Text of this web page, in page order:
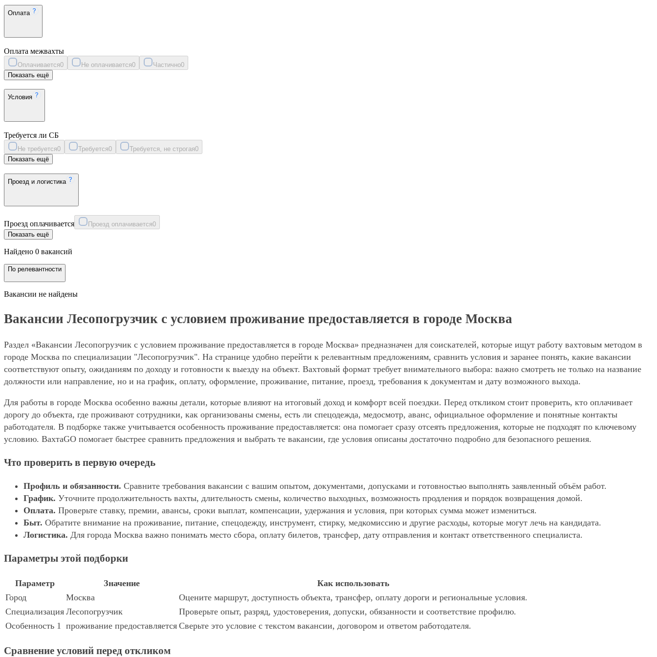
Оплата
Оплата межвахты
Оплачивается0 Не оплачивается0 Частично0
Показать ещё
Условия
Требуется ли СБ
Не требуется0 Требуется0 Требуется, не строгая0
Показать ещё
Проезд и логистика
Проезд оплачивается Проезд оплачивается0
Показать ещё
Найдено 0 вакансий
По релевантности
Вакансии не найдены
Вакансии Лесопогрузчик с условием проживание предоставляется в городе Москва
Раздел «Вакансии Лесопогрузчик с условием проживание предоставляется в городе Москва» предназначен для соискателей, которые ищут работу вахтовым методом в
городе Москва по специализации "Лесопогрузчик". На странице удобно перейти к релевантным предложениям, сравнить условия и заранее понять, какие вакансии
соответствуют опыту, ожиданиям по доходу и готовности к выезду на объект. Вахтовый формат требует внимательного выбора: важно смотреть не только на название
должности или направление, но и на график, оплату, оформление, проживание, питание, проезд, требования к документам и дату возможного выхода.
Для работы в городе Москва особенно важны детали, которые влияют на итоговый доход и комфорт всей поездки. Перед откликом стоит проверить, кто оплачивает
дорогу до объекта, где проживают сотрудники, как организованы смены, есть ли спецодежда, медосмотр, аванс, официальное оформление и понятные контакты
работодателя. В подборке также учитывается особенность проживание предоставляется: она помогает сразу отсеять предложения, которые не подходят по ключевому
условию. ВахтаGO помогает быстрее сравнить предложения и выбрать те вакансии, где условия описаны достаточно подробно для безопасного решения.
Что проверить в первую очередь
Профиль и обязанности. Сравните требования вакансии с вашим опытом, документами, допусками и готовностью выполнять заявленный объём работ.
График. Уточните продолжительность вахты, длительность смены, количество выходных, возможность продления и порядок возвращения домой.
Оплата. Проверьте ставку, премии, авансы, сроки выплат, компенсации, удержания и условия, при которых сумма может измениться.
Быт. Обратите внимание на проживание, питание, спецодежду, инструмент, стирку, медкомиссию и другие расходы, которые могут лечь на кандидата.
Логистика. Для города Москва важно понимать место сбора, оплату билетов, трансфер, дату отправления и контакт ответственного специалиста.
Параметры этой подборки
Параметр Значение
Как использовать
Город
Москва
Оцените маршрут, доступность объекта, трансфер, оплату дороги и региональные условия.
Специализация Лесопогрузчик
Проверьте опыт, разряд, удостоверения, допуски, обязанности и соответствие профилю.
Особенность 1 проживание предоставляется Сверьте это условие с текстом вакансии, договором и ответом работодателя.
Сравнение условий перед откликом